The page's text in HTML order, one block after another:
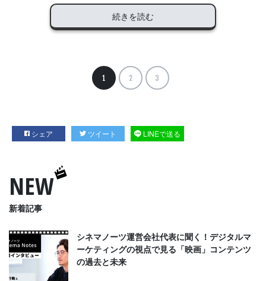
続きを読む
1 2 3
シェア ツイート LINEで送る
NEW
新着記事
シネマノーツ運営会社代表に聞く！デジタルマ
ーケティングの視点で見る「映画」コンテンツ
の過去と未来